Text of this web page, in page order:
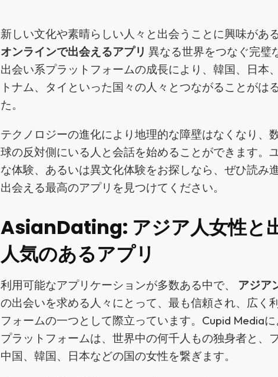
新しい文化や素晴らしい人々と出会うことに興味があ
オンラインで出会えるアプリ 異なる世界をつなぐ完璧
出会い系プラットフォームの成長により、韓国、日本
トナム、タイといった国々の人々とつながることがは
た。
テクノロジーの進化により地理的な障壁はなくなり、
球の反対側にいる人と会話を始めることができます。
な体験、あるいは異文化体験をお探しなら、ぜひ読み
出会える最高のアプリを見つけてください。
AsianDating: アジア人女性と
人気のあるアプリ
利用可能なアプリケーションが多数ある中で、 アジア
の出会いを求める人々にとって、最も信頼され、広く
フォームの一つとして際立っています。Cupid Media
プラットフォームは、世界中の何千人もの独身者と、
中国、韓国、日本などの国の女性を繋ぎます。